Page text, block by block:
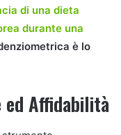
di una dieta
durante una
è lo
ed Affidabilità